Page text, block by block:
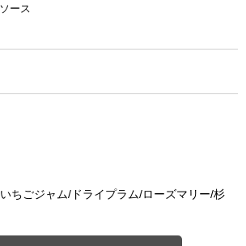
ソース
ちごジャム/ドライプラム/ローズマリー/杉